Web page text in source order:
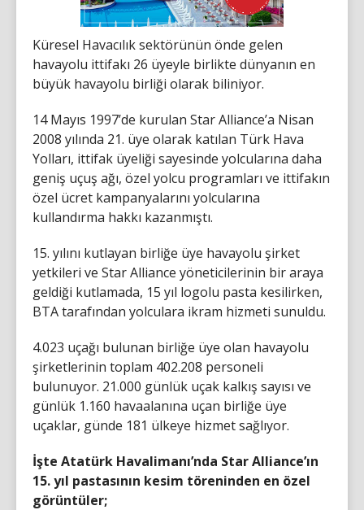
Küresel Havacılık sektörünün önde gelen
havayolu ittifakı 26 üyeyle birlikte dünyanın en
büyük havayolu birliği olarak biliniyor.
14 Mayıs 1997’de kurulan Star Alliance’a Nisan
2008 yılında 21. üye olarak katılan Türk Hava
Yolları, ittifak üyeliği sayesinde yolcularına daha
geniş uçuş ağı, özel yolcu programları ve ittifakın
özel ücret kampanyalarını yolcularına
kullandırma hakkı kazanmıştı.
15. yılını kutlayan birliğe üye havayolu şirket
yetkileri ve Star Alliance yöneticilerinin bir araya
geldiği kutlamada, 15 yıl logolu pasta kesilirken,
BTA tarafından yolculara ikram hizmeti sunuldu.
4.023 uçağı bulunan birliğe üye olan havayolu
şirketlerinin toplam 402.208 personeli
bulunuyor. 21.000 günlük uçak kalkış sayısı ve
günlük 1.160 havaalanına uçan birliğe üye
uçaklar, günde 181 ülkeye hizmet sağlıyor.
İşte Atatürk Havalimanı’nda Star Alliance’ın
15. yıl pastasının kesim töreninden en özel
görüntüler;